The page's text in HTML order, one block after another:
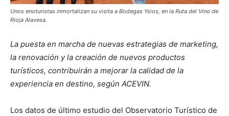
Unos enoturistas inmortalizan su visita a Bodegas Ysios, en la Ruta del Vino de
Rioja Alavesa.
La puesta en marcha de nuevas estrategias de marketing,
la renovación y la creación de nuevos productos
turísticos, contribuirán a mejorar la calidad de la
experiencia en destino, según ACEVIN.
Los datos de último estudio del Observatorio Turístico de